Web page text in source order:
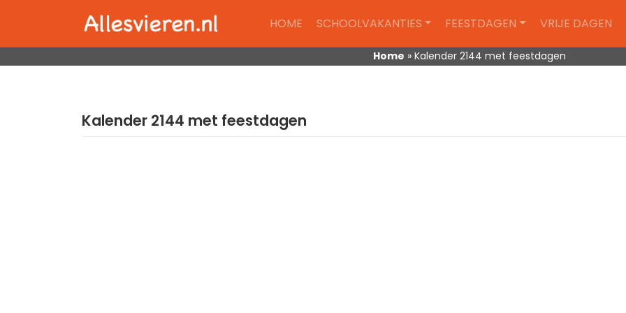
HOME SCHOOLVAKANTIES FEESTDAGEN VRIJE DAGEN
Home » Kalender 2144 met feestdagen
Kalender 2144 met feestdagen